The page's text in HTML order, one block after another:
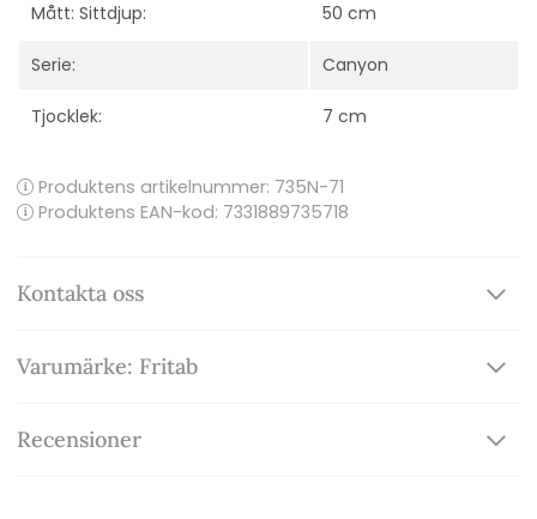
Mått: Sittdjup: 50 cm
Serie: Canyon
Tjocklek: 7 cm
Produktens artikelnummer: 735N-71
Produktens EAN-kod: 7331889735718
Kontakta oss
Varumärke: Fritab
Recensioner